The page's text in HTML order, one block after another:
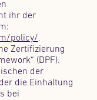
ihr der
policy/.
Zertifizierung
(DPF).
der
die Einhaltung
bei